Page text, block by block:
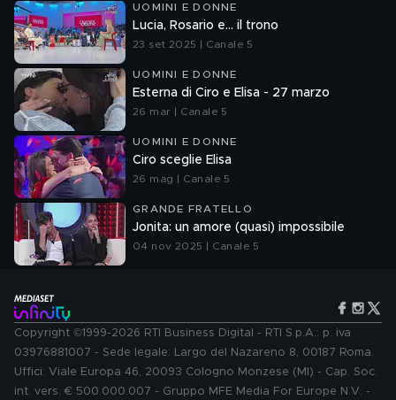
UOMINI E DONNE
Lucia, Rosario e... il trono
23 set 2025 | Canale 5
UOMINI E DONNE
Esterna di Ciro e Elisa - 27 marzo
26 mar | Canale 5
UOMINI E DONNE
Ciro sceglie Elisa
26 mag | Canale 5
GRANDE FRATELLO
Jonita: un amore (quasi) impossibile
04 nov 2025 | Canale 5
Copyright ©1999-2026 RTI Business Digital - RTI S.p.A.: p. iva
03976881007 - Sede legale: Largo del Nazareno 8, 00187 Roma.
Uffici: Viale Europa 46, 20093 Cologno Monzese (MI) - Cap. Soc.
int. vers. € 500.000.007 - Gruppo MFE Media For Europe N.V. -